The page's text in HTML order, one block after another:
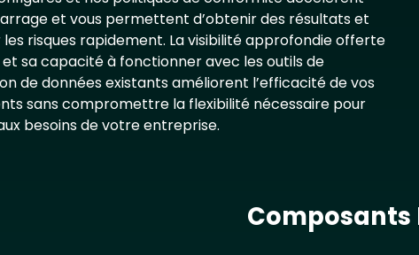
et vous permettent d’obtenir des résultats et
les risques rapidement. La visibilité approfondie offerte
sa capacité à fonctionner avec les outils de
de données existants améliorent l’efficacité de vos
sans compromettre la flexibilité nécessaire pour
besoins de votre entreprise.
Composants